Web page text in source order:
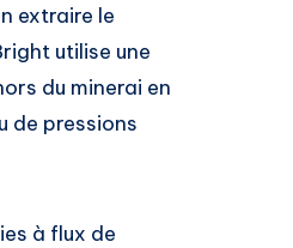
extraire le
utilise une
du minerai en
de pressions
à flux de